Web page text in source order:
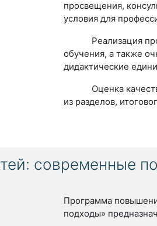
просвещения,
усло­вия для
Реализация
обучения, а также
дидактические
Оценка качества
из разделов,
современные
Программа
подходы»